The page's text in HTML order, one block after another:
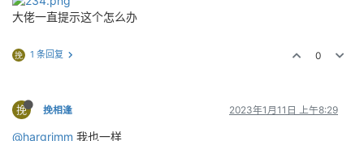
大佬一直提示这个怎么办
挽 1 条回复 0
挽 挽相逢 2023年1月11日 上午8:29
@hargrimm 我也一样